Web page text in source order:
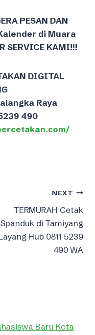
PESAN DAN
di Muara
SERVICE KAMI!!!
DIGITAL
Raya
490
NEXT
TERMURAH Cetak
Spanduk di Tamiyang
Hub 0811 5239
490 WA
Baru Kota